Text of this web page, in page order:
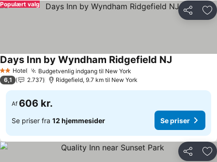
Del
Populært valg
2 Stjerner
Hotel Budgetvenlig indgang til New York
Days Inn by Wyndham Ridgefield NJ
6,1 2.737 Ridgefield, 9.7 km til New York
Af 606 kr.
Se priser fra 12 hjemmesider Se priser
Del